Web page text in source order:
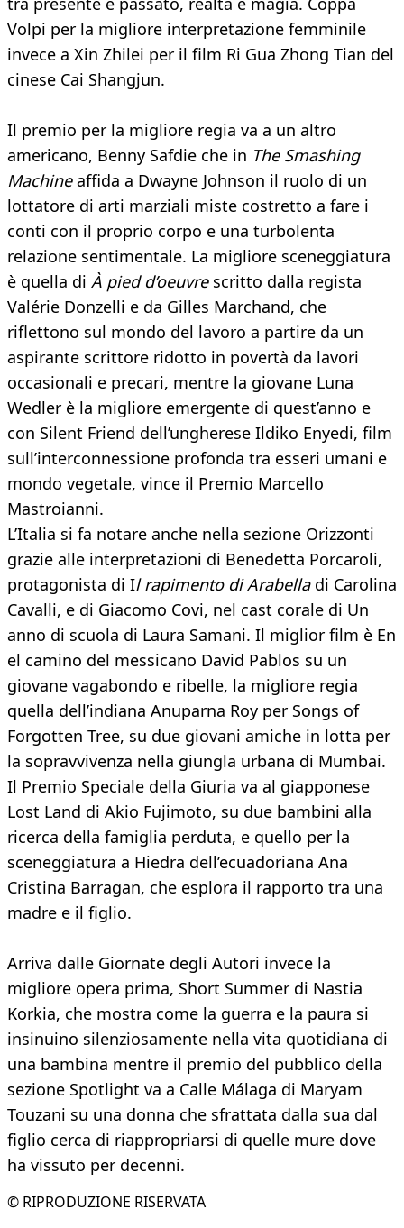
Volpi per la migliore interpretazione femminile
invece a Xin Zhilei per il film Ri Gua Zhong Tian del
cinese Cai Shangjun.
Il premio per la migliore regia va a un altro
americano, Benny Safdie che in The Smashing
Machineaffida a Dwayne Johnson il ruolo di un
lottatore di arti marziali miste costretto a fare i
conti con il proprio corpo e una turbolenta
relazione sentimentale. La migliore sceneggiatura
è quella di À pied d’oeuvrescritto dalla regista
Valérie Donzelli e da Gilles Marchand, che
riflettono sul mondo del lavoro a partire da un
aspirante scrittore ridotto in povertà da lavori
occasionali e precari, mentre la giovane Luna
Wedler è la migliore emergente di quest’anno e
con Silent Friend dell’ungherese Ildiko Enyedi, film
sull’interconnessione profonda tra esseri umani e
mondo vegetale, vince il Premio Marcello
Mastroianni.
L’Italia si fa notare anche nella sezione Orizzonti
grazie alle interpretazioni di Benedetta Porcaroli,
protagonista di Il rapimento di Arabelladi Carolina
Cavalli, e di Giacomo Covi, nel cast corale di Un
anno di scuola di Laura Samani. Il miglior film è En
el camino del messicano David Pablos su un
giovane vagabondo e ribelle, la migliore regia
quella dell’indiana Anuparna Roy per Songs of
Forgotten Tree, su due giovani amiche in lotta per
la sopravvivenza nella giungla urbana di Mumbai.
Il Premio Speciale della Giuria va al giapponese
Lost Land di Akio Fujimoto, su due bambini alla
ricerca della famiglia perduta, e quello per la
sceneggiatura a Hiedra dell’ecuadoriana Ana
Cristina Barragan, che esplora il rapporto tra una
madre e il figlio.
Arriva dalle Giornate degli Autori invece la
migliore opera prima, Short Summer di Nastia
Korkia, che mostra come la guerra e la paura si
insinuino silenziosamente nella vita quotidiana di
una bambina mentre il premio del pubblico della
sezione Spotlight va a Calle Málaga di Maryam
Touzani su una donna che sfrattata dalla sua dal
figlio cerca di riappropriarsi di quelle mure dove
ha vissuto per decenni.
© RIPRODUZIONE RISERVATA